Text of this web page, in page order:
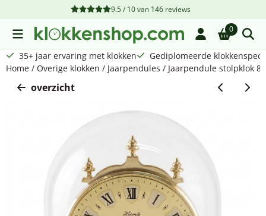
Cookievoorkeuren zijn beschikbaar. Kies instellingen of sta
9.5 / 10van 146reviews
0
35+ jaar ervaring met klokken
Gediplomeerde
Home / Overige klokken / Jaarpendules / Jaarpendule stolpklok
overzicht